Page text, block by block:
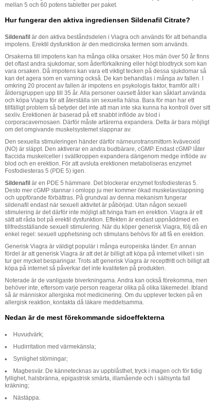
mellan 5 och 60 potens tabletter per paket.
Hur fungerar den aktiva ingrediensen Sildenafil Citrate?
Sildenafil är den aktiva beståndsdelen i Viagra och används för att behandla
impotens. Erektil dysfunktion är den medicinska termen som används.
Orsakerna till impotens kan ha många olika orsaker. Hos män över 50 år finns
det oftast andra sjukdomar, som åderförkalkning eller högt blodtryck som kan
vara orsaken. Då impotens kan vara ett viktigt tecken på dessa sjukdomar så
kan det agera som en varning också. De kan behandlas i många av fallen. I
omkring 20 procent av fallen är impotens en psykologis faktor, framför allt i
åldersgruppen upp till 35 år. Alla personer oavsett ålder kan såklart använda
och köpa Viagra för att återställa sin sexuella hälsa. Bara för man har ett
tillfälligt problem så betyder det inte att man inte ska kunna ha kontroll över sitt
sexliv. Erektionen är baserad på ett snabbt inflöde av blod i
corporacavernosaen. Därför måste artärerna expandera. Detta är bara möjligt
om det omgivande muskelsystemet slappnar av.
Den sexuella stimuleringen händer därför närneurotransmittorn kväveoxid
(NO) är släppt. Den aktiverar en andra budbärare, cGMP. Endast cGMP låter
flaccida muskelceller i svällkroppen expandera därigenom medge inflöde av
blod och en erektion. För att avsluta erektionen metaboliseras enzymet
Fosfodiesteras 5 (PDE 5) igen.
Sildenafil är en PDE 5 hämmare. Det blockerar enzymet fosfodiesteras 5.
Desto mer cGMP stannar i omlopp ju mer kommer ökad muskelavslappning
och uppförande förbättras. På grundval av denna mekanism fungerar
sildenafil endast när sexuell aktivitet är påbörjad. Utan någon sexuell
stimulering är det därför inte möjligt att tvinga fram en erektion. Viagra är ett
sätt att råda bot på erektil dysfunktion. Effekten är endast uppnåddmed en
tillfredsställande sexuell stimulering. När du köper generisk Viagra, följ då en
enkel regel: sexuell upphetsning och stimulans behövs för att få en erektion.
Generisk Viagra är väldigt populär i många europeiska länder. En annan
fördel är att generisk Viagra är att det är billigt att köpa på internet vilket i sin
tur ger mycket besparingar. Trots att generisk Viagra är receptfritt och billigt att
köpa på internet så påverkar det inte kvaliteten på produkten.
Noterade är de vanligaste biverkningarna. Andra kan också förekomma, men
behöver inte, eftersom varje person reagerar olika på olika läkemedel. Ibland
så är människor allergiska mot medicinering. Om du upplever tecken på en
allergisk reaktion, kontakta då läkare meddetsamma.
Nedan är de mest förekommande sidoeffekterna
Huvudvärk;
Hudirritation med värmekänsla;
Synlighet störningar;
Magbesvär. De kännetecknas av uppblåsthet, tryck i magen och för tidig
fyllighet, halsbränna, epigastrisk smärta, illamående och i sällsynta fall
kräkning;
Nästäppa.